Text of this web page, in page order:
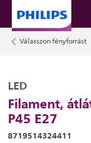
Válasszon fényforrást
Filament,
P45 E27
LED
8719514324411